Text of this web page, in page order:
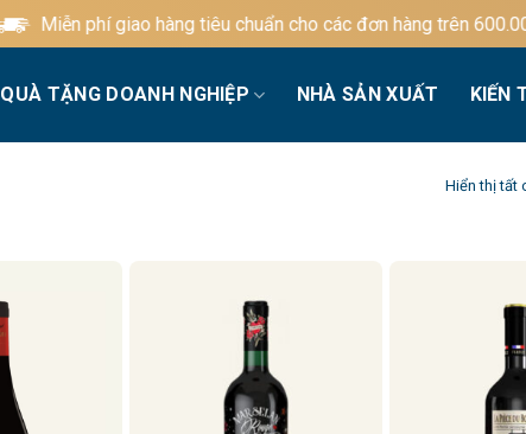
Miễn phí giao hàng tiêu chuẩn cho các đơn hàng trên 600.000đ
QUÀ TẶNG DOANH NGHIỆP NHÀ SẢN XUẤT KIẾN
Hiển thị tất